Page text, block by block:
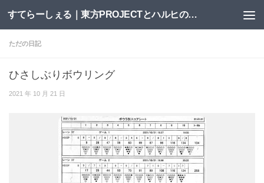
コンテンツへスキップ すてらーしぇる｜東方PROJECTとハルヒの二次創作サイト
ただの日記
ひさしぶりボウリング
2021 年 10 月 21 日